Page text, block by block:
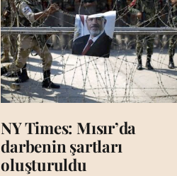
NY Times: Mısır’da
darbenin şartları
oluşturuldu